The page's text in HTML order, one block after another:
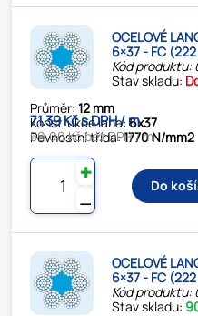
OCELOVÉ
6×37 - FC (222
Kód
Stav skladu:
Průměr:12 mm
Konstrukce lana:6x37
Pevnostní třída:1770 N/mm2
71.39 Kč s DPH / m
59.00 Kč bez DPH / m
⚊
✚
Do
OCELOVÉ
6×37 - FC (222
Kód
Stav skladu: